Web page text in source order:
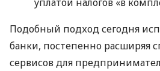
Подобный подход сегодня
банки, постепенно расширяя
сервисов для